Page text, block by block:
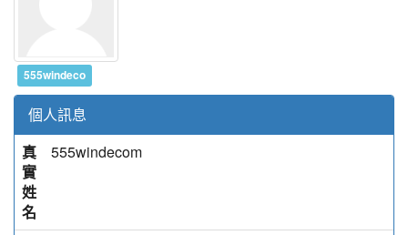
555windeco
個人訊息
真
實
姓
名
555windecom